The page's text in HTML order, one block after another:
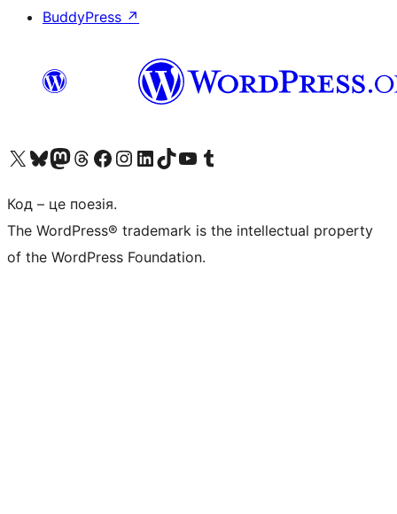
BuddyPress ↗
Visit our X (formerly Twitter) account
Visit our Bluesky account
Завітайте до нашої стрічки в Mastodon
Visit our Threads account
Завітайте на нашу сторінку в Facebook
Visit our Instagram account
Visit our LinkedIn account
Visit our TikTok account
Visit our YouTube channel
Visit our Tumblr account
Код – це поезія.
The WordPress® trademark is the intellectual property
of the WordPress Foundation.